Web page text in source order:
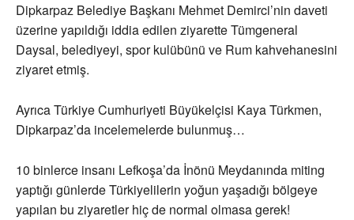
Dipkarpaz Belediye Başkanı Mehmet Demirci’nin daveti
üzerine yapıldığı iddia edilen ziyarette Tümgeneral
Daysal, belediyeyi, spor kulübünü ve Rum kahvehanesini
ziyaret etmiş.
Ayrıca Türkiye Cumhuriyeti Büyükelçisi Kaya Türkmen,
Dipkarpaz’da incelemelerde bulunmuş…
10 binlerce insanı Lefkoşa’da İnönü Meydanında miting
yaptığı günlerde Türkiyelilerin yoğun yaşadığı bölgeye
yapılan bu ziyaretler hiç de normal olmasa gerek!